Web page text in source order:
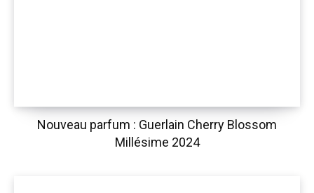
Nouveau parfum : Guerlain Cherry Blossom
Millésime 2024